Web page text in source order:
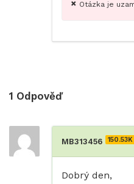
Otázka je
1 Odpověď
MB313456 150.53K
Dobrý den,